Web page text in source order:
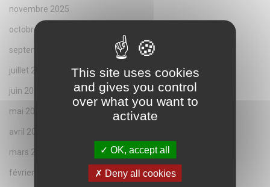
novembre 2025
octobre 2025
septembre 2025
juillet 2025
juin 2025
mai 2025
avril 2025
mars 2025
février 2025
This site uses cookies
and gives you control
over what you want to
activate
OK, accept all
Deny all cookies